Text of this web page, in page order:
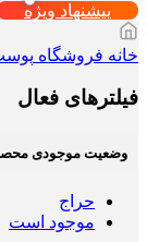
پیشنهاد ویژه
خانه فروشگاه
فیلترهای فعال
وضعیت موجودی
حراج
موجود است